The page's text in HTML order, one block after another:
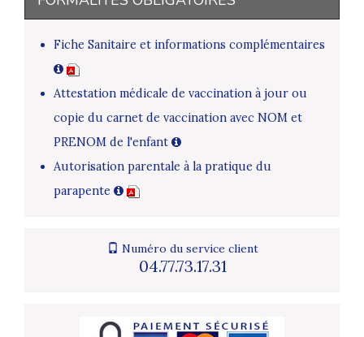
Fiche Sanitaire et informations complémentaires
Attestation médicale de vaccination à jour ou
copie du carnet de vaccination avec NOM et
PRENOM de l'enfant
Autorisation parentale à la pratique du
parapente
Numéro du service client
04.77.73.17.31